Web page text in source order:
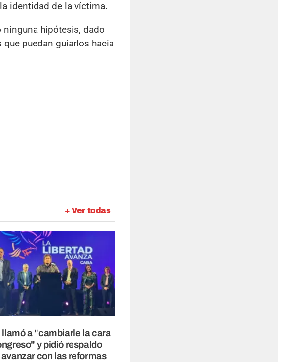
identidad de la víctima.
ninguna hipótesis, dado
puedan guiarlos hacia
+ Ver todas
llamó a "cambiarle la cara
y pidió respaldo
avanzar con las reformas